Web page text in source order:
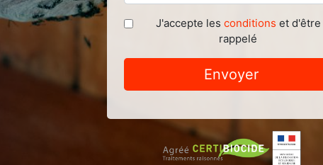
J'accepte les conditions et d'être
rappelé
Envoyer